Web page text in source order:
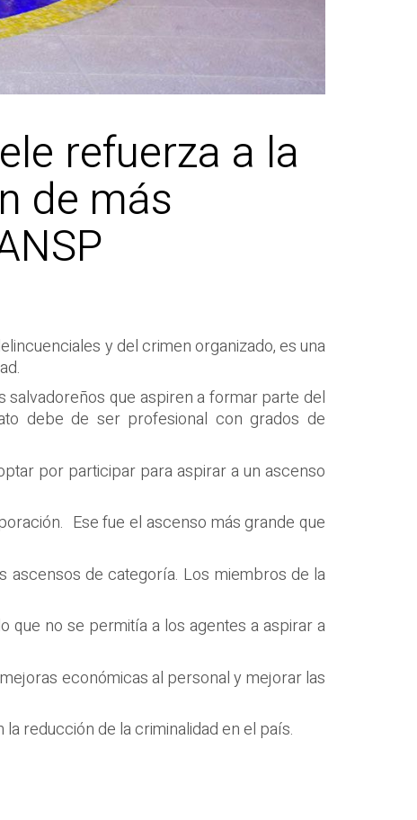
refuerza a la
de más
y del crimen organizado, es una
salvadoreños que aspiren a formar parte del
debe de ser profesional con grados de
por participar para aspirar a un ascenso
Ese fue el ascenso más grande que
ascensos de categoría. Los miembros de la
que no se permitía a los agentes a aspirar a
económicas al personal y mejorar las
reducción de la criminalidad en el país.